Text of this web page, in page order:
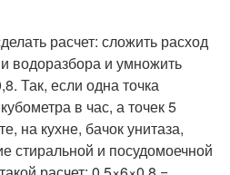
расчет: сложить расход
водоразбора и умножить
Так, если одна точка
в час, а точек 5
на кухне, бачок унитаза,
стиральной и посудомоечной